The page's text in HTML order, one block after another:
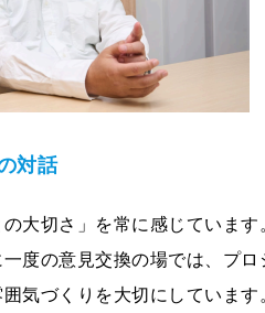
対話
⼤切さ」を常に感じていま
度の意⾒交換の場では、プ
気づくりを⼤切にしていま